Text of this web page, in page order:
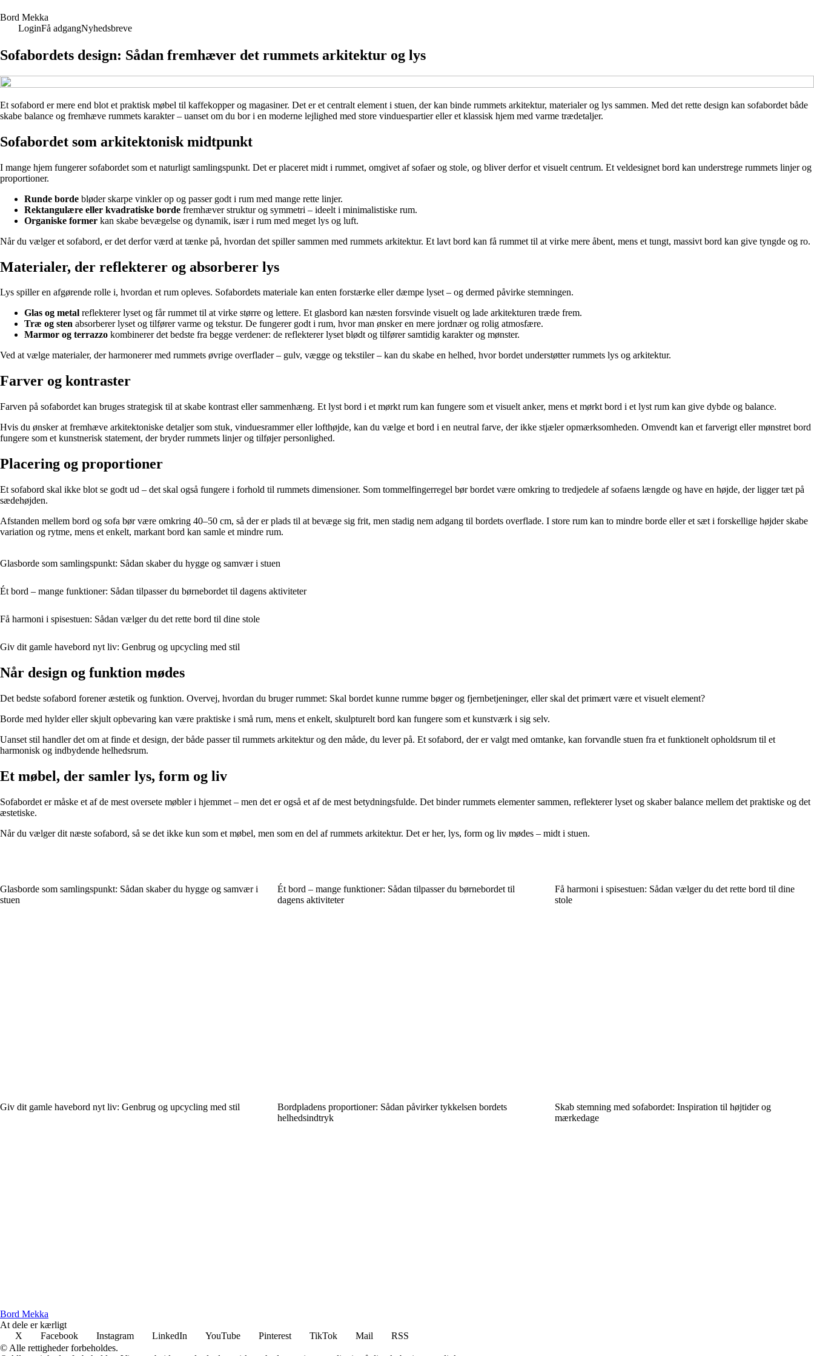
Bord Mekka
LoginFå adgangNyhedsbreve
Sofabordets design: Sådan fremhæver det rummets arkitektur og lys
Et sofabord er mere end blot et praktisk møbel til kaffekopper og magasiner. Det er et centralt element i stuen, der kan binde rummets arkitektur, materialer og lys sammen. Med det rette design kan sofabordet både
skabe balance og fremhæve rummets karakter – uanset om du bor i en moderne lejlighed med store vinduespartier eller et klassisk hjem med varme trædetaljer.
Sofabordet som arkitektonisk midtpunkt
I mange hjem fungerer sofabordet som et naturligt samlingspunkt. Det er placeret midt i rummet, omgivet af sofaer og stole, og bliver derfor et visuelt centrum. Et veldesignet bord kan understrege rummets linjer og
proportioner.
Runde borde bløder skarpe vinkler op og passer godt i rum med mange rette linjer.
Rektangulære eller kvadratiske borde fremhæver struktur og symmetri – ideelt i minimalistiske rum.
Organiske former kan skabe bevægelse og dynamik, især i rum med meget lys og luft.
Når du vælger et sofabord, er det derfor værd at tænke på, hvordan det spiller sammen med rummets arkitektur. Et lavt bord kan få rummet til at virke mere åbent, mens et tungt, massivt bord kan give tyngde og ro.
Materialer, der reflekterer og absorberer lys
Lys spiller en afgørende rolle i, hvordan et rum opleves. Sofabordets materiale kan enten forstærke eller dæmpe lyset – og dermed påvirke stemningen.
Glas og metal reflekterer lyset og får rummet til at virke større og lettere. Et glasbord kan næsten forsvinde visuelt og lade arkitekturen træde frem.
Træ og sten absorberer lyset og tilfører varme og tekstur. De fungerer godt i rum, hvor man ønsker en mere jordnær og rolig atmosfære.
Marmor og terrazzo kombinerer det bedste fra begge verdener: de reflekterer lyset blødt og tilfører samtidig karakter og mønster.
Ved at vælge materialer, der harmonerer med rummets øvrige overflader – gulv, vægge og tekstiler – kan du skabe en helhed, hvor bordet understøtter rummets lys og arkitektur.
Farver og kontraster
Farven på sofabordet kan bruges strategisk til at skabe kontrast eller sammenhæng. Et lyst bord i et mørkt rum kan fungere som et visuelt anker, mens et mørkt bord i et lyst rum kan give dybde og balance.
Hvis du ønsker at fremhæve arkitektoniske detaljer som stuk, vinduesrammer eller lofthøjde, kan du vælge et bord i en neutral farve, der ikke stjæler opmærksomheden. Omvendt kan et farverigt eller mønstret bord
fungere som et kunstnerisk statement, der bryder rummets linjer og tilføjer personlighed.
Placering og proportioner
Et sofabord skal ikke blot se godt ud – det skal også fungere i forhold til rummets dimensioner. Som tommelfingerregel bør bordet være omkring to tredjedele af sofaens længde og have en højde, der ligger tæt på
sædehøjden.
Afstanden mellem bord og sofa bør være omkring 40–50 cm, så der er plads til at bevæge sig frit, men stadig nem adgang til bordets overflade. I store rum kan to mindre borde eller et sæt i forskellige højder skabe
variation og rytme, mens et enkelt, markant bord kan samle et mindre rum.
Glasborde som samlingspunkt: Sådan skaber du hygge og samvær i stuen
Ét bord – mange funktioner: Sådan tilpasser du børnebordet til dagens aktiviteter
Få harmoni i spisestuen: Sådan vælger du det rette bord til dine stole
Giv dit gamle havebord nyt liv: Genbrug og upcycling med stil
Når design og funktion mødes
Det bedste sofabord forener æstetik og funktion. Overvej, hvordan du bruger rummet: Skal bordet kunne rumme bøger og fjernbetjeninger, eller skal det primært være et visuelt element?
Borde med hylder eller skjult opbevaring kan være praktiske i små rum, mens et enkelt, skulpturelt bord kan fungere som et kunstværk i sig selv.
Uanset stil handler det om at finde et design, der både passer til rummets arkitektur og den måde, du lever på. Et sofabord, der er valgt med omtanke, kan forvandle stuen fra et funktionelt opholdsrum til et
harmonisk og indbydende helhedsrum.
Et møbel, der samler lys, form og liv
Sofabordet er måske et af de mest oversete møbler i hjemmet – men det er også et af de mest betydningsfulde. Det binder rummets elementer sammen, reflekterer lyset og skaber balance mellem det praktiske og det
æstetiske.
Når du vælger dit næste sofabord, så se det ikke kun som et møbel, men som en del af rummets arkitektur. Det er her, lys, form og liv mødes – midt i stuen.
Glasborde som samlingspunkt: Sådan skaber du hygge og samvær i
stuen
Ét bord – mange funktioner: Sådan tilpasser du børnebordet til
dagens aktiviteter
Få harmoni i spisestuen: Sådan vælger du det rette bord til dine
stole
Giv dit gamle havebord nyt liv: Genbrug og upcycling med stil
Bordpladens proportioner: Sådan påvirker tykkelsen bordets
helhedsindtryk
Skab stemning med sofabordet: Inspiration til højtider og
mærkedage
Bord Mekka
At dele er kærligt
X
Facebook Instagram LinkedIn YouTube Pinterest TikTok Mail
RSS
© Alle rettigheder forbeholdes.